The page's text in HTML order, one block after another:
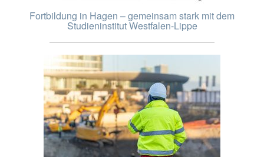
Fortbildung in Hagen – gemeinsam stark mit dem
Studieninstitut Westfalen-Lippe